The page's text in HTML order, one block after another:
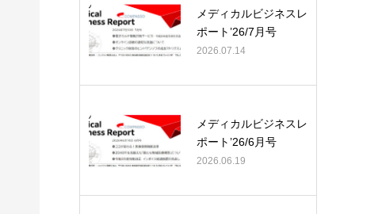
メディカルビジネスレ
ポート’26/7月号
2026.07.14
メディカルビジネスレ
ポート’26/6月号
2026.06.19